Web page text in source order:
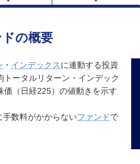
の概要
・ インデックスに連動する投資
ータルリターン・インデック
価（日経225）の値動きを示す
数料がかからないファンドで